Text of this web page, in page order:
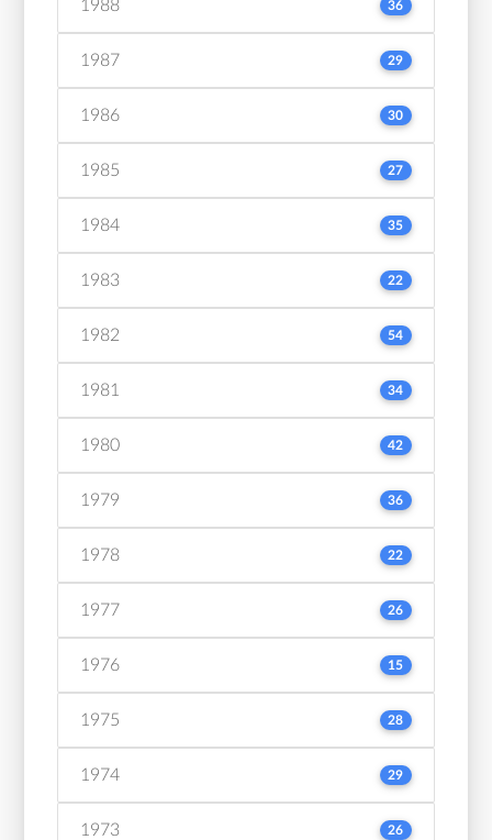
1988 36
1987 29
1986 30
1985 27
1984 35
1983 22
1982 54
1981 34
1980 42
1979 36
1978 22
1977 26
1976 15
1975 28
1974 29
1973 26